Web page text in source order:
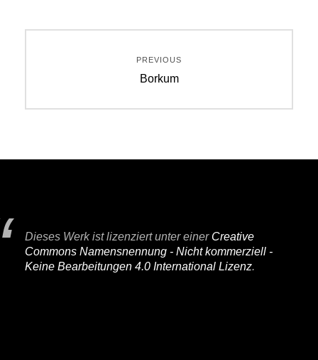
PREVIOUS
Previous
Borkum
Dieses Werk ist lizenziert unter einer Creative
Commons Namensnennung - Nicht kommerziell -
Keine Bearbeitungen 4.0 International Lizenz.